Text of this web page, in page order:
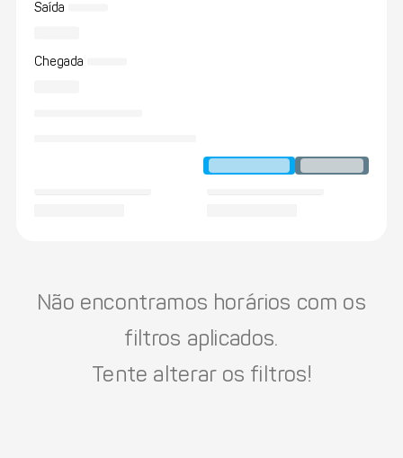
Saída
Chegada
Não encontramos horários com os
filtros aplicados.
Tente alterar os filtros!